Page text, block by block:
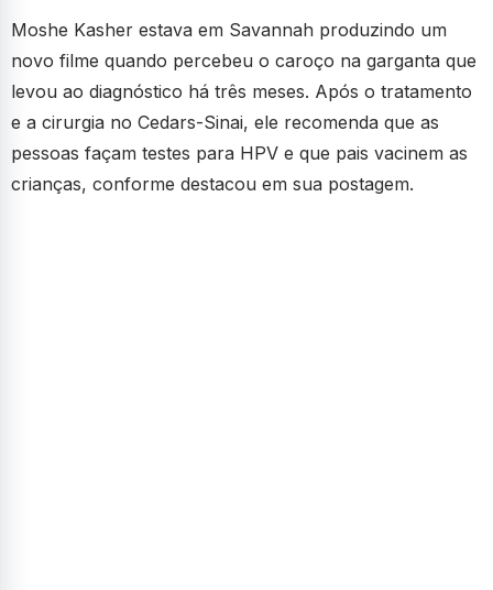
Moshe Kasher estava em Savannah produzindo um
novo filme quando percebeu o caroço na garganta que
levou ao diagnóstico há três meses. Após o tratamento
e a cirurgia no Cedars-Sinai, ele recomenda que as
pessoas façam testes para HPV e que pais vacinem as
crianças, conforme destacou em sua postagem.